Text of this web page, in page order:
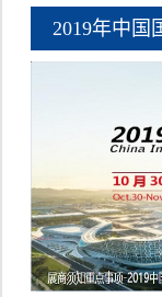
刺的一种柔性加工
熟的一项新型清洗
2019年中国